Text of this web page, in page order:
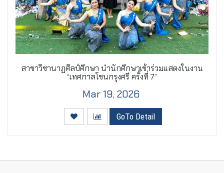
สาขาวิชานาฏศิลป์ศึกษา นำนักศึกษาเข้าร่วมแสดงในงาน
“เทศกาลโขนกรุงศรี ครั้งที่ 7”
Mar 19, 2026
GoTo Detail